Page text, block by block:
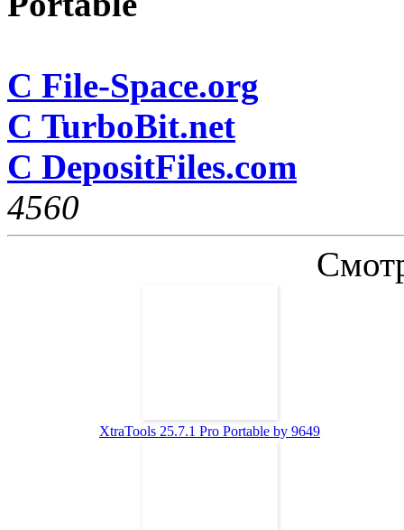
С File-Space.org
С TurboBit.net
С DepositFiles.com
4560
XtraTools 25.7.1 Pro Portable by 9649